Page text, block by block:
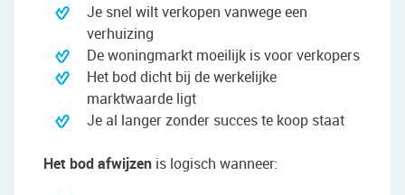
Je snel wilt verkopen vanwege een
verhuizing
De woningmarkt moeilijk is voor verkopers
Het bod dicht bij de werkelijke
marktwaarde ligt
Je al langer zonder succes te koop staat
Het bod afwijzen is logisch wanneer: